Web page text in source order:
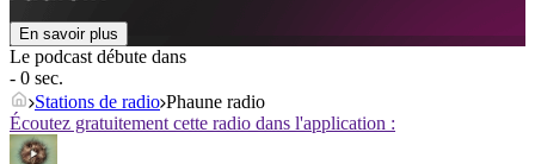
En savoir plus
Le podcast débute dans
- 0 sec.
Stations de radio Phaune radio
Écoutez gratuitement cette radio dans l'application :